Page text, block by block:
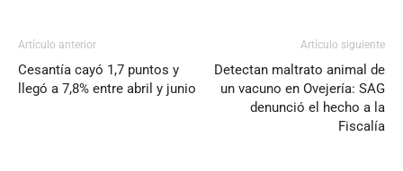
Artículo anterior
Cesantía cayó 1,7 puntos y
llegó a 7,8% entre abril y junio
Artículo siguiente
Detectan maltrato animal de
un vacuno en Ovejería: SAG
denunció el hecho a la
Fiscalía